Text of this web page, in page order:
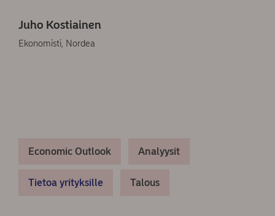
Juho Kostiainen
Ekonomisti, Nordea
Economic Outlook Analyysit
Tietoa yrityksille Talous